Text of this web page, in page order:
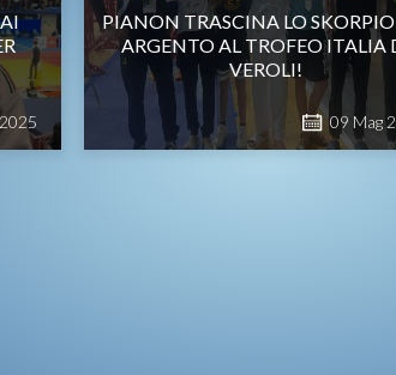
2025
PIANON TRASCINA LO
ARGENTO AL TROFEO ITALIA
VEROLI!
09 Mag